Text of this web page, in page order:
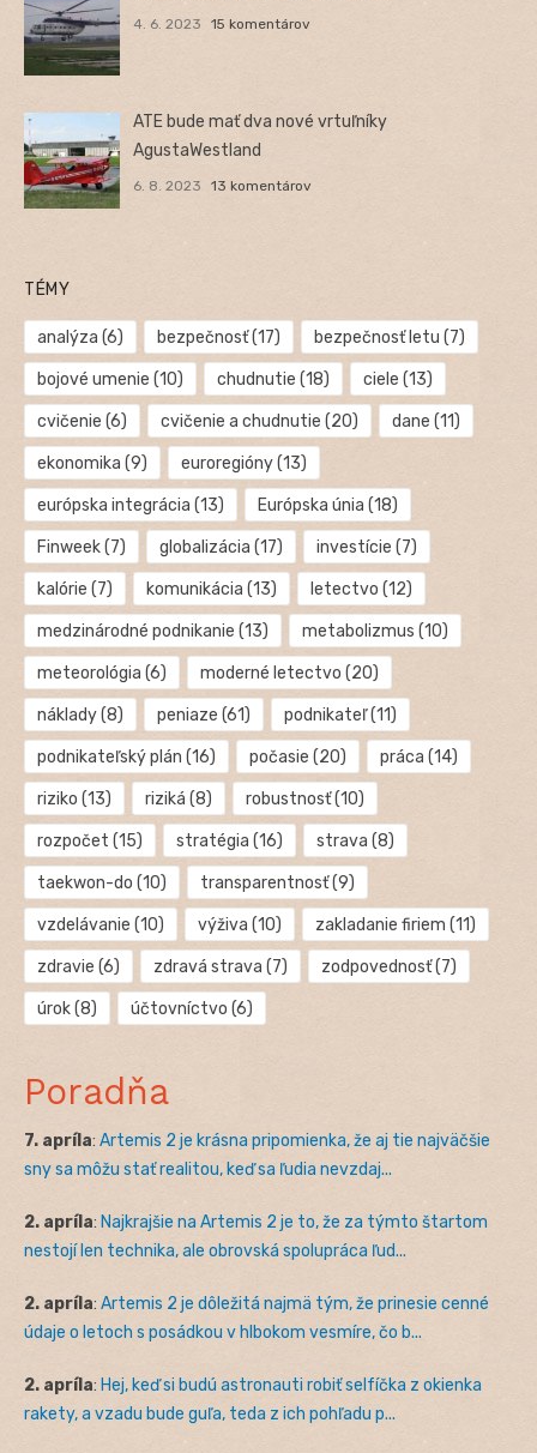
4. 6. 2023 15 komentárov
ATE bude mať dva nové vrtuľníky
AgustaWestland
6. 8. 2023 13 komentárov
TÉMY
analýza (6) bezpečnosť(17) bezpečnosť letu (7)
bojové umenie (10) chudnutie (18) ciele (13)
cvičenie (6) cvičenie a chudnutie (20) dane (11)
ekonomika (9) euroregióny(13)
európska integrácia (13) Európska únia (18)
Finweek(7) globalizácia (17) investície (7)
kalórie (7) komunikácia (13) letectvo (12)
medzinárodné podnikanie (13) metabolizmus (10)
meteorológia (6) moderné letectvo (20)
náklady(8) peniaze (61) podnikateľ(11)
podnikateľský plán (16) počasie (20) práca (14)
riziko (13) riziká (8) robustnosť(10)
rozpočet (15) stratégia (16) strava (8)
taekwon-do (10) transparentnosť(9)
vzdelávanie (10) výživa (10) zakladanie firiem (11)
zdravie (6) zdravá strava (7) zodpovednosť(7)
úrok(8) účtovníctvo (6)
Poradňa
7. apríla: Artemis 2 je krásna pripomienka, že aj tie najväčšie
sny sa môžu stať realitou, keď sa ľudia nevzdaj...
2. apríla: Najkrajšie na Artemis 2 je to, že za týmto štartom
nestojí len technika, ale obrovská spolupráca ľud...
2. apríla: Artemis 2 je dôležitá najmä tým, že prinesie cenné
údaje o letoch s posádkou v hlbokom vesmíre, čo b...
2. apríla: Hej, keď si budú astronauti robiť selfíčka z okienka
rakety, a vzadu bude guľa, teda z ich pohľadu p...